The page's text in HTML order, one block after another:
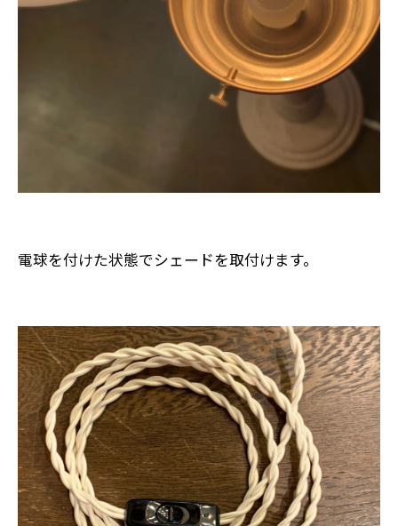
電球を付けた状態でシェードを取付けます。